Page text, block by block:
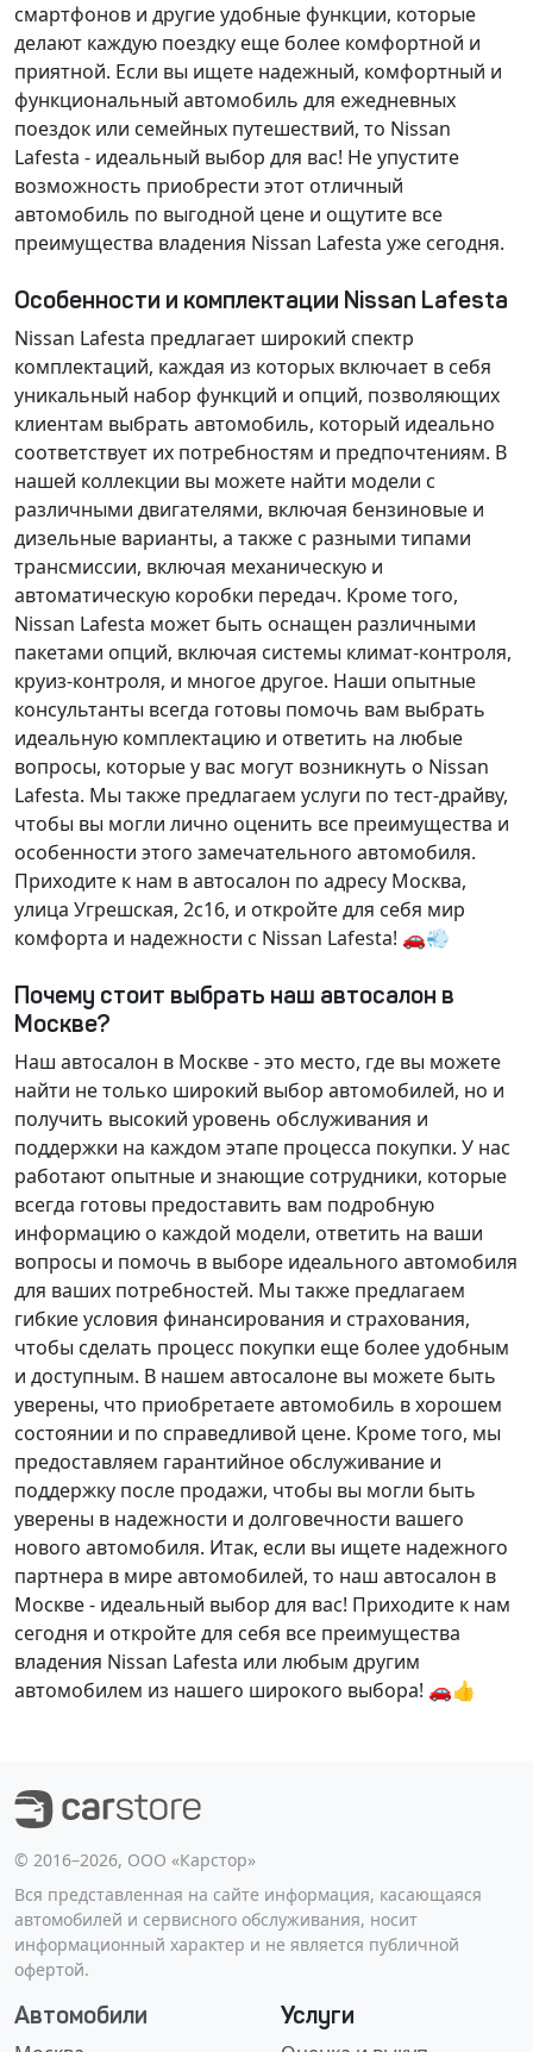
смартфонов и другие удобные функции, которые
делают каждую поездку еще более комфортной и
приятной. Если вы ищете надежный, комфортный и
функциональный автомобиль для ежедневных
поездок или семейных путешествий, то Nissan
Lafesta - идеальный выбор для вас! Не упустите
возможность приобрести этот отличный
автомобиль по выгодной цене и ощутите все
преимущества владения Nissan Lafesta уже сегодня.
Особенности и комплектации Nissan Lafesta
Nissan Lafesta предлагает широкий спектр
комплектаций, каждая из которых включает в себя
уникальный набор функций и опций, позволяющих
клиентам выбрать автомобиль, который идеально
соответствует их потребностям и предпочтениям. В
нашей коллекции вы можете найти модели с
различными двигателями, включая бензиновые и
дизельные варианты, а также с разными типами
трансмиссии, включая механическую и
автоматическую коробки передач. Кроме того,
Nissan Lafesta может быть оснащен различными
пакетами опций, включая системы климат-контроля,
круиз-контроля, и многое другое. Наши опытные
консультанты всегда готовы помочь вам выбрать
идеальную комплектацию и ответить на любые
вопросы, которые у вас могут возникнуть о Nissan
Lafesta. Мы также предлагаем услуги по тест-драйву,
чтобы вы могли лично оценить все преимущества и
особенности этого замечательного автомобиля.
Приходите к нам в автосалон по адресу Москва,
улица Угрешская, 2с16, и откройте для себя мир
комфорта и надежности с Nissan Lafesta! 🚗💨
Почему стоит выбрать наш автосалон в
Москве?
Наш автосалон в Москве - это место, где вы можете
найти не только широкий выбор автомобилей, но и
получить высокий уровень обслуживания и
поддержки на каждом этапе процесса покупки. У нас
работают опытные и знающие сотрудники, которые
всегда готовы предоставить вам подробную
информацию о каждой модели, ответить на ваши
вопросы и помочь в выборе идеального автомобиля
для ваших потребностей. Мы также предлагаем
гибкие условия финансирования и страхования,
чтобы сделать процесс покупки еще более удобным
и доступным. В нашем автосалоне вы можете быть
уверены, что приобретаете автомобиль в хорошем
состоянии и по справедливой цене. Кроме того, мы
предоставляем гарантийное обслуживание и
поддержку после продажи, чтобы вы могли быть
уверены в надежности и долговечности вашего
нового автомобиля. Итак, если вы ищете надежного
партнера в мире автомобилей, то наш автосалон в
Москве - идеальный выбор для вас! Приходите к нам
сегодня и откройте для себя все преимущества
владения Nissan Lafesta или любым другим
автомобилем из нашего широкого выбора! 🚗👍
©️ 2016–2026, ООО «Карстор»
Вся представленная на сайте информация, касающаяся
автомобилей и сервисного обслуживания, носит
информационный характер и не является публичной
офертой.
Автомобили Услуги